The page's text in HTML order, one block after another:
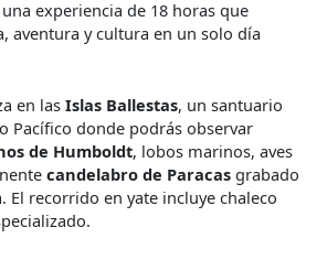
experiencia de 18 horas que
aventura y cultura en un solo día
en las Islas Ballestas, un santuario
Pacífico donde podrás observar
de Humboldt, lobos marinos, aves
candelabro de Paracas grabado
El recorrido en yate incluye chaleco